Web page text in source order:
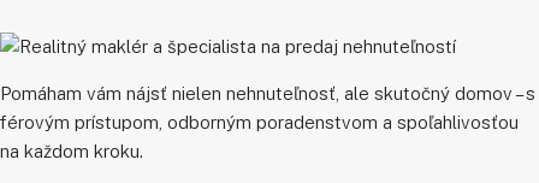
Pomáham vám nájsť nielen nehnuteľnosť, ale skutočný domov – s
férovým prístupom, odborným poradenstvom a spoľahlivosťou
na každom kroku.